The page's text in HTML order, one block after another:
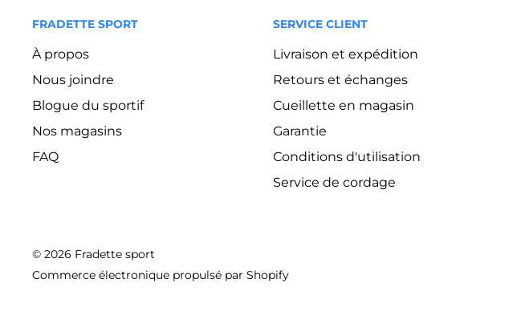
FRADETTE SPORT
À propos
Nous joindre
Blogue du sportif
Nos magasins
FAQ
SERVICE CLIENT
Livraison et expédition
Retours et échanges
Cueillette en magasin
Garantie
Conditions d'utilisation
Service de cordage
© 2026 Fradette sport
Commerce électronique propulsé par Shopify